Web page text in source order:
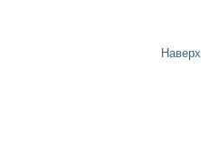
Наверх